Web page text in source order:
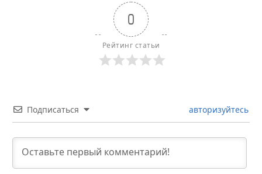
0
Рейтинг статьи
Подписаться авторизуйтесь